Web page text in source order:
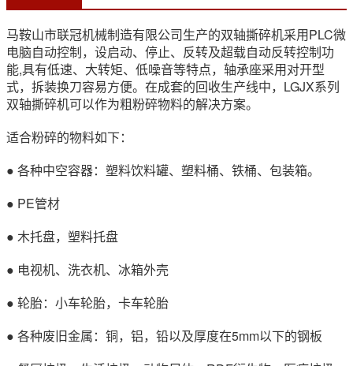
马鞍山市联冠机械制造有限公司生产的双轴撕碎机采用PLC微
电脑自动控制，设启动、停止、反转及超载自动反转控制功
能,具有低速、大转矩、低噪音等特点，轴承座采用对开型
式，拆装换刀容易方便。在成套的回收生产线中，LGJX系列
双轴撕碎机可以作为粗粉碎物料的解决方案。
适合粉碎的物料如下：
● 各种中空容器：塑料饮料罐、塑料桶、铁桶、包装箱。
● PE管材
● 木托盘，塑料托盘
● 电视机、洗衣机、冰箱外壳
● 轮胎：小车轮胎，卡车轮胎
● 各种废旧金属：铜，铝，铅以及厚度在5mm以下的钢板